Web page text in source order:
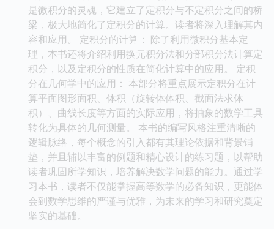
是微积分的灵魂，它建立了定积分与不定积分之间的桥
梁，极大地简化了定积分的计算。读者将深入理解其内
容和应用。 定积分的计算： 除了利用微积分基本定
理，本书还将介绍利用换元积分法和分部积分法计算定
积分，以及定积分的性质在简化计算中的应用。 定积
分在几何学中的应用： 本部分将重点展示定积分在计
算平面图形面积、体积（旋转体体积、截面法求体
积）、曲线长度等方面的实际应用，将抽象的数学工具
转化为具体的几何测量。 本书的编写风格注重清晰的
逻辑脉络，每个概念的引入都有其理论依据和背景铺
垫，并且辅以丰富的例题和精心设计的练习题，以帮助
读者巩固所学知识，培养解决数学问题的能力。通过学
习本书，读者不仅能掌握高等数学的必备知识，更能体
会到数学思维的严谨与优雅，为未来的学习和研究奠定
坚实的基础。